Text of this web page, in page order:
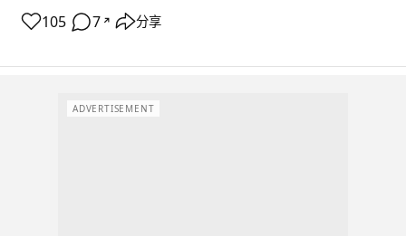
105 7 ↗ 分享
ADVERTISEMENT